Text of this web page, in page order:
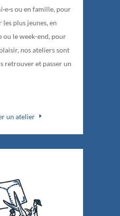
·e·s ou en famille, pour
les plus jeunes, en
ou le week-end, pour
nos ateliers sont
retrouver et passer un
un atelier